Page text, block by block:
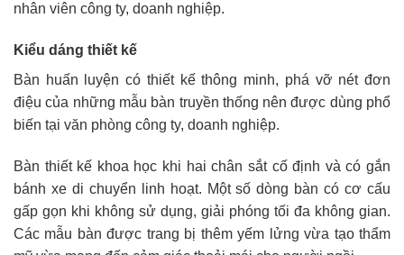
nhân viên công ty, doanh nghiệp.
Kiểu dáng thiết kế
Bàn huấn luyện có thiết kế thông minh, phá vỡ nét đơn
điệu của những mẫu bàn truyền thống nên được dùng phổ
biến tại văn phòng công ty, doanh nghiệp.
Bàn thiết kế khoa học khi hai chân sắt cố định và có gắn
bánh xe di chuyển linh hoạt. Một số dòng bàn có cơ cấu
gấp gọn khi không sử dụng, giải phóng tối đa không gian.
Các mẫu bàn được trang bị thêm yếm lửng vừa tạo thẩm